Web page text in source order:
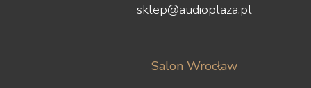
sklep@audioplaza.pl
Salon Wrocław